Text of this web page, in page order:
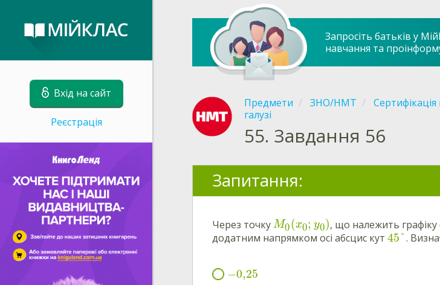
Вхід на сайт
Реєстрація
Запросіть батьків у
навчання та
Предмети ЗНО/НМТ
галузі
55. Завдання 56
Запитання:
Через точку M0(x0; y0), що належить графіку
додатним напрямком осі абсцис кут 45°.
−0,25